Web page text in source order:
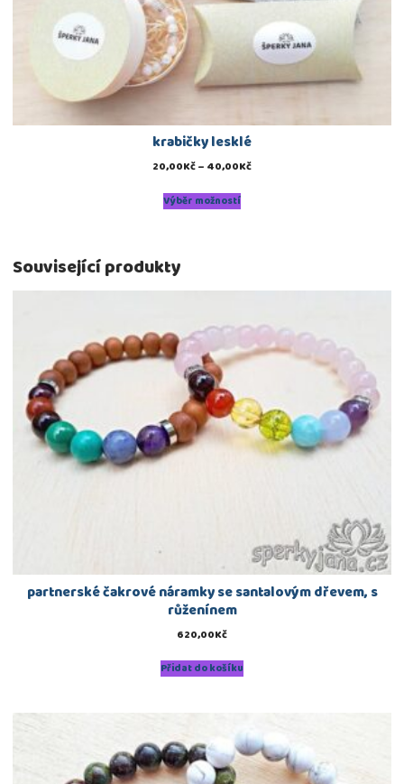
krabičky lesklé
20,00Kč– 40,00Kč
Výběr možností
Související produkty
partnerské čakrové náramky se santalovým dřevem, s
růženínem
620,00Kč
Přidat do košíku